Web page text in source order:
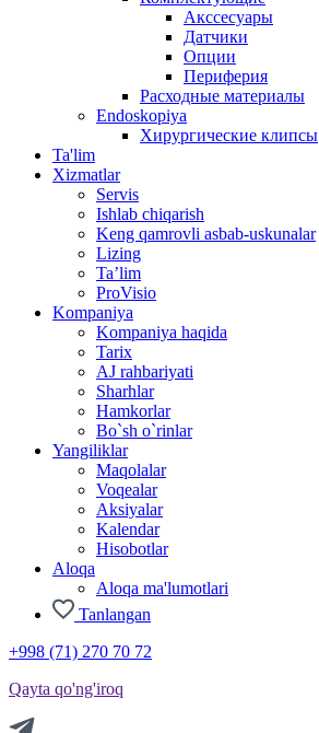
Акссесуары
Датчики
Опции
Периферия
Расходные материалы
Endoskopiya
Хирургические клипсы
Ta'lim
Xizmatlar
Servis
Ishlab chiqarish
Keng qamrovli asbab-uskunalar
Lizing
Ta’lim
ProVisio
Kompaniya
Kompaniya haqida
Tarix
AJ rahbariyati
Sharhlar
Hamkorlar
Bo`sh o`rinlar
Yangiliklar
Maqolalar
Voqealar
Aksiyalar
Kalendar
Hisobotlar
Aloqa
Aloqa ma'lumotlari
Tanlangan
+998 (71) 270 70 72
Qayta qo'ng'iroq